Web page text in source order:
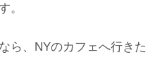
。
ら、NYのカフェへ行きた